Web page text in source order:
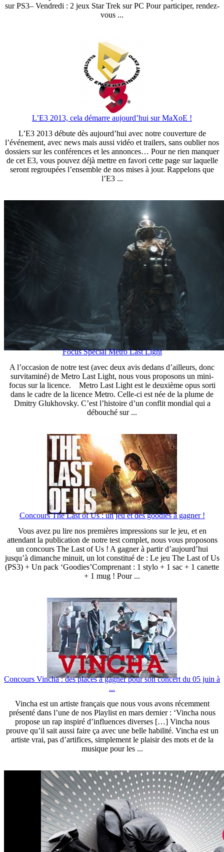
sur PS3– Vendredi : 2 jeux Star Trek sur PC Pour participer, rendez-
vous ...
L’E3 2013, cela démarre aujourd’hui sur MaXoE !
L’E3 2013 débute dès aujourd’hui avec notre couverture de
l’événement, avec news mais aussi vidéo et trailers, sans oublier nos
dossiers sur les conférences et les annonces… Pour ne rien manquer
de cet E3, vous pouvez déjà mettre en favori cette page sur laquelle
seront regroupées l’ensemble de nos mises à jour. Rappelons que
l’E3 ...
Focus Spécial Metro Last Light
A l’occasion de notre test (avec deux avis dedans d’ailleurs, donc
survitaminé) de Metro Last Light, nous vous proposons un mini-
focus sur la licence. Metro Last Light est le deuxième opus sorti
dans le cadre de la licence Metro. Celle-ci est née de la plume de
Dmitry Glukhovsky. C’est l’histoire d’un conflit mondial qui a
débouché sur ...
Concours The Last of Us : un jeu et des goodies à gagner !
Vous avez pu lire nos premières impressions sur le jeu, et en
attendant la publication de notre test complet, nous vous proposons
un concours The Last of Us ! A gagner à partir d’aujourd’hui
jusqu’à dimanche minuit, un lot constitué de : Le jeu The Last of Us
(PS3) + Un pack ‘Goodies’Comprenant : 1 stylo + 1 sac + 1 canette
+ 1 mug ! Pour ...
Concours Vincha : des places à gagner pour son concert du 05 juin à
...
Vincha est un artiste français que nous vous avons récemment
présenté dans l’une de nos Playlist en mars dernier : ‘Vincha nous
propose un rap inspiré d’influences diverses […] Vincha nous
prouve qu’il sait aussi faire ça avec une belle habilité. Vincha est un
artiste vrai, pas d’artifices, simplement le plaisir des mots et de la
musique pour les ...